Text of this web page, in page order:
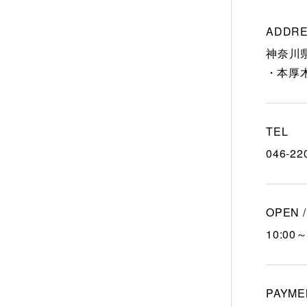
神奈川
本厚
TEL
046-
OPEN
10:00